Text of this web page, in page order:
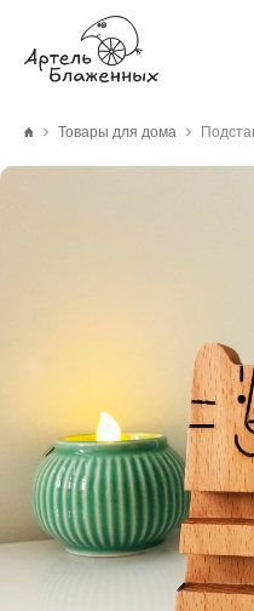
Товары для дома